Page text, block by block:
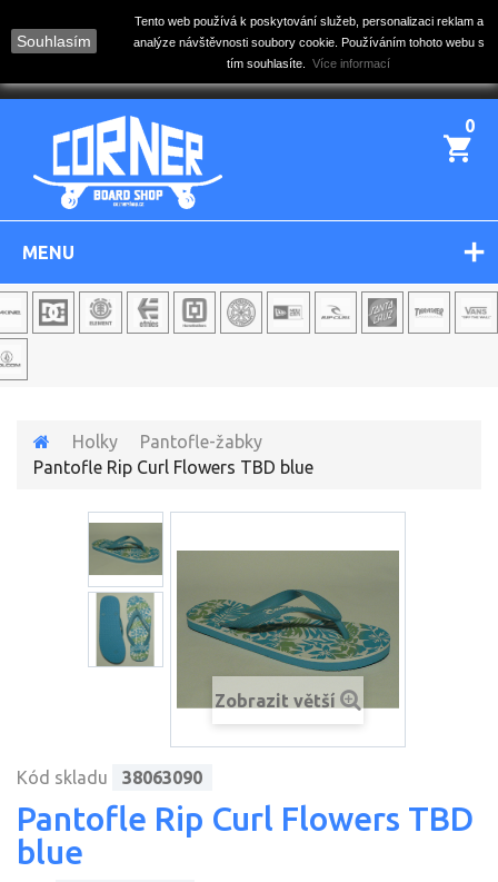
Souhlasím
Tento web používá k poskytování služeb, personalizaci reklam a
analýze návštěvnosti soubory cookie. Používáním tohoto webu s
tím souhlasíte. Více informací
0
MENU
Holky
Pantofle-žabky
Pantofle Rip Curl Flowers TBD blue
Zobrazit větší
Kód skladu 38063090
Pantofle Rip Curl Flowers TBD
blue